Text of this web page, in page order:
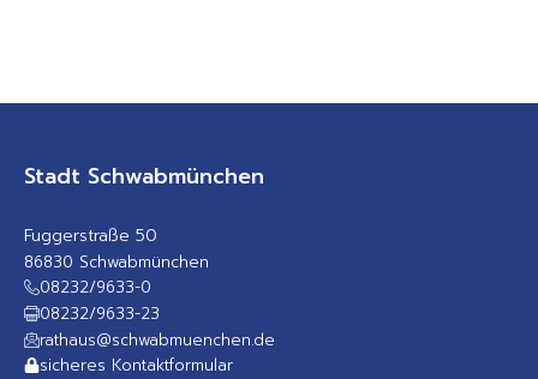
Stadt Schwabmünchen
Fuggerstraße 50
86830 Schwabmünchen
08232/9633-0
08232/9633-23
rathaus@schwabmuenchen.de
sicheres Kontaktformular